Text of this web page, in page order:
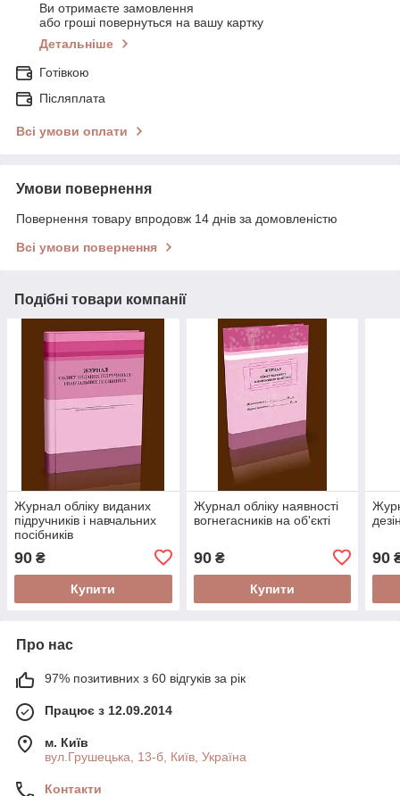
Ви отримаєте замовлення
або гроші повернуться на вашу картку
Детальніше
Готівкою
Післяплата
Всі умови оплати
Умови повернення
Повернення товару впродовж 14 днів за домовленістю
Всі умови повернення
Подібні товари компанії
Журнал обліку виданих
підручників і навчальних
посібників
90 ₴
Купити
Журнал обліку наявності
вогнегасників на об'єкті
90₴
Купити
90
Про нас
97% позитивних з 60 відгуків за рік
Працює з 12.09.2014
м. Київ
вул.Грушецька, 13-б, Київ, Україна
Контакти